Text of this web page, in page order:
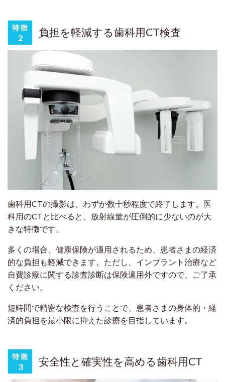
負担を軽減する歯科用CT検査
歯科用CTの撮影は、わずか数十秒程度で終了します。医
科用のCTと比べると、放射線量が圧倒的に少ないのが大
きな特徴です。
多くの場合、健康保険が適用されるため、患者さまの経済
的な負担も軽減できます。ただし、インプラント治療など
自費診療に関する診査診断は保険適用外ですので、ご了承
ください。
短時間で精密な検査を行うことで、患者さまの身体的・経
済的負担を最小限に抑えた診療を目指しています。
安全性と確実性を高める歯科用CT